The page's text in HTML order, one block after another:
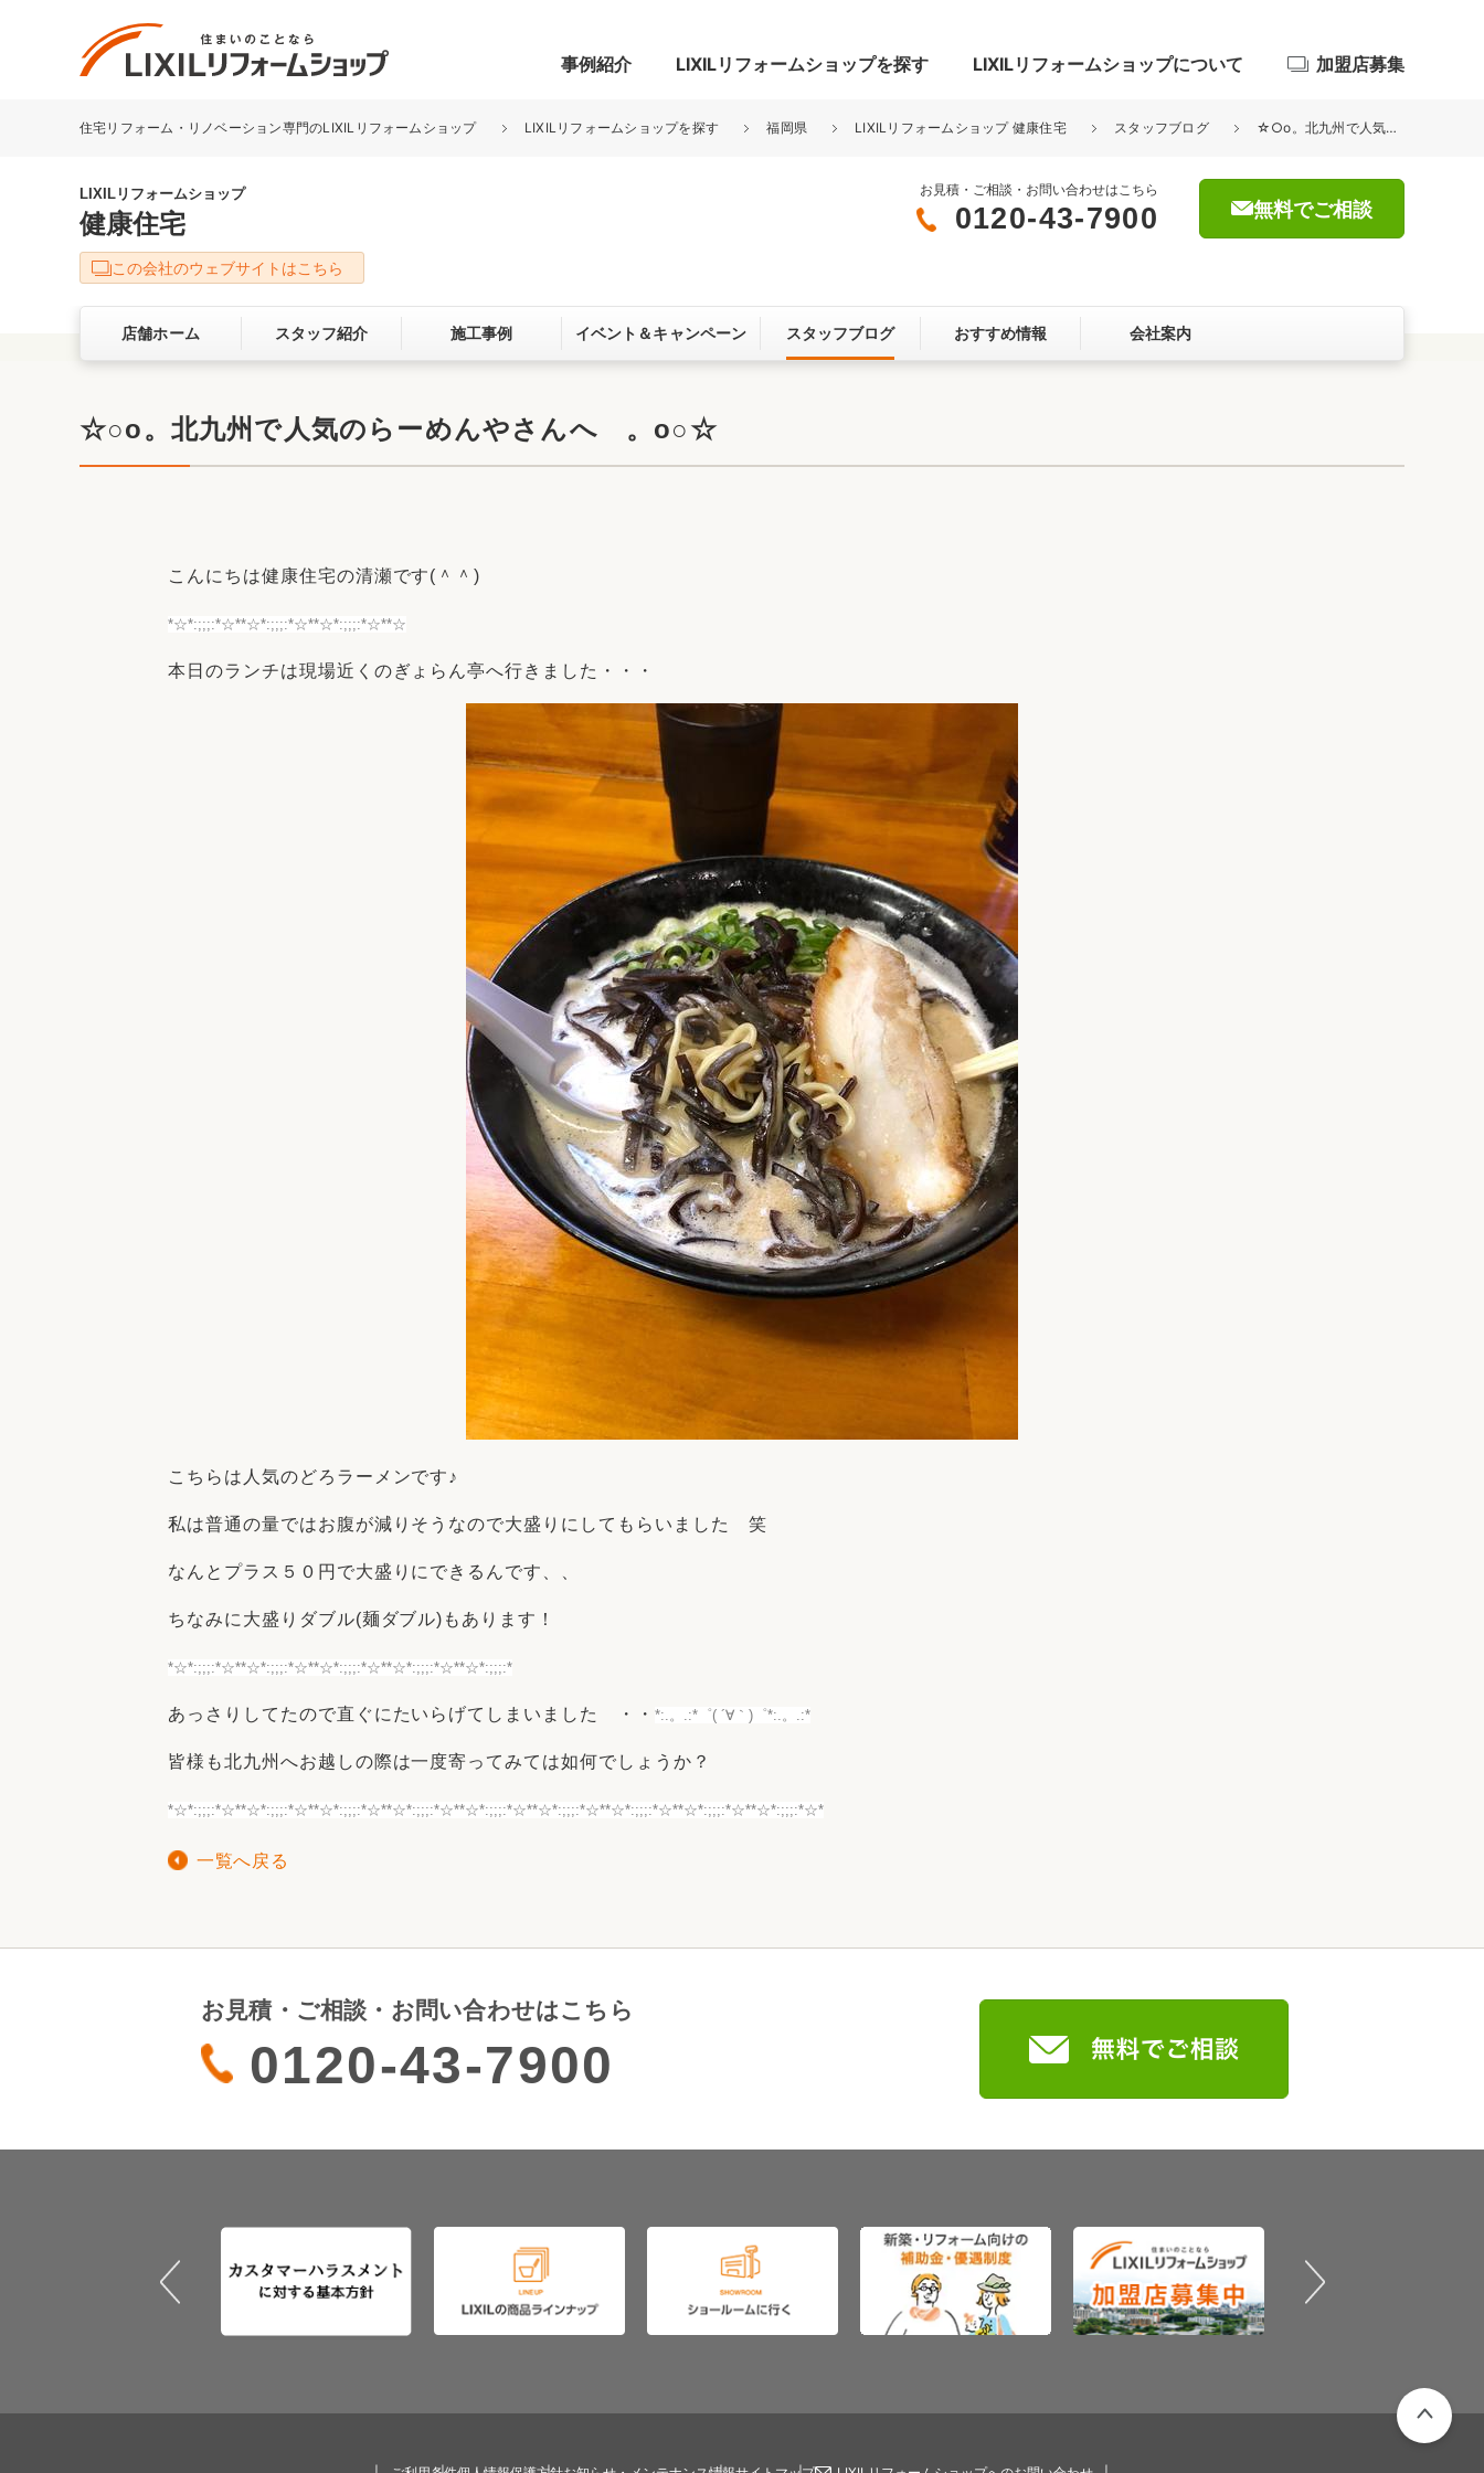
事例紹介
リフォーム事例を探す
キッチン
洗面化粧室 トイレ 玄関まわり 門まわり 屋根・外壁
ベランダ・バルコニー ガーデンスペース カースペース
お客さまの声
LIXILリフォームショップを探す LIXILリフォームショップについて
LIXILリフォームショップについて
サービス向上・品質改善の取り組み お客さま満足度アンケート
ここちいい暮らしをつくる、価値・性能向上
リフォームコンシェルジュ®
中古物件探しから性能向上リフォームをワン
おすすめ情報
加盟店募集
住宅リフォーム・リノベーション専門のLIXILリフォームショップ LIXILリフォームショップを探す 福岡県 LIXILリフォームショップ 健康住宅 スタッフブログ ☆○o。北九州で人気のらーめんやさんへ 。o○☆
LIXILリフォームショップ
健康住宅
お見積・ご相談・お問い合わせはこちら
0120-43-7900 無料でご相談
この会社のウェブサイトはこちら
店舗ホーム スタッフ紹介 施工事例 イベント＆キャンペーン スタッフブログ おすすめ情報 会社案内
☆○o。北九州で人気のらーめんやさんへ 。o○☆
こんにちは健康住宅の清瀬です(＾＾)
*☆*:;;;:*☆**☆*:;;;:*☆**☆*:;;;:*☆**☆
本日のランチは現場近くのぎょらん亭へ行きました・・・
こちらは人気のどろラーメンです♪
私は普通の量ではお腹が減りそうなので大盛りにしてもらいました 笑
なんとプラス５０円で大盛りにできるんです、、
ちなみに大盛りダブル(麺ダブル)もあります！
*☆*:;;;:*☆**☆*:;;;:*☆**☆*:;;;:*☆**☆*:;;;:*☆**☆*:;;;:*
あっさりしてたので直ぐにたいらげてしまいました ・・ *:.。.:*゜( ´∀｀)゜*:.。.:*
皆様も北九州へお越しの際は一度寄ってみては如何でしょうか？
*☆*:;;;:*☆**☆*:;;;:*☆**☆*:;;;:*☆**☆*:;;;:*☆**☆*:;;;:*☆**☆*:;;;:*☆**☆*:;;;:*☆**☆*:;;;:*☆**☆*:;;;:*☆*
一覧へ戻る
お見積・ご相談・お問い合わせはこちら
0120-43-7900